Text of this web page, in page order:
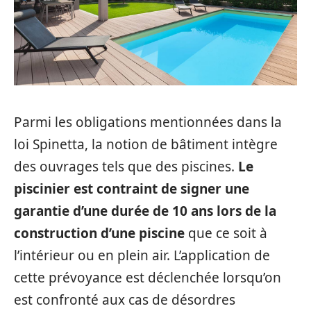
Parmi les obligations mentionnées dans la
loi Spinetta, la notion de bâtiment intègre
des ouvrages tels que des piscines. Le
piscinier est contraint de signer une
garantie d’une durée de 10 ans lors de la
construction d’une piscine que ce soit à
l’intérieur ou en plein air. L’application de
cette prévoyance est déclenchée lorsqu’on
est confronté aux cas de désordres